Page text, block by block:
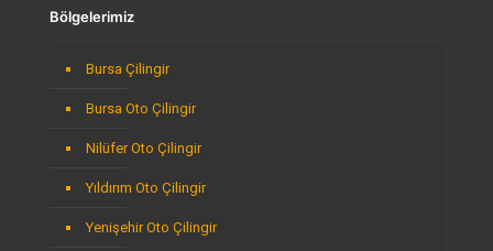
Bölgelerimiz
Bursa Çilingir
Bursa Oto Çilingir
Nilüfer Oto Çilingir
Yıldırım Oto Çilingir
Yenişehir Oto Çilingir